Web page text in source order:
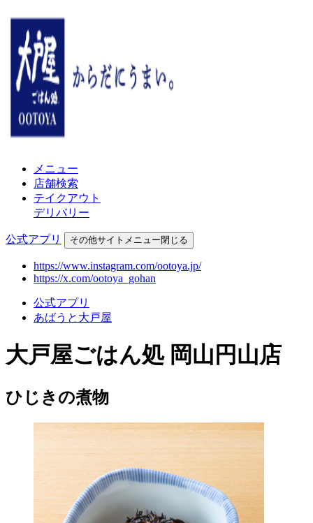
メニュー
店舗検索
テイクアウト
デリバリー
公式アプリ その他サイトメニュー閉じる
https://www.instagram.com/ootoya.jp/
https://x.com/ootoya_gohan
公式アプリ
あばうと大戸屋
大戸屋ごはん処 岡山円山店
ひじきの煮物